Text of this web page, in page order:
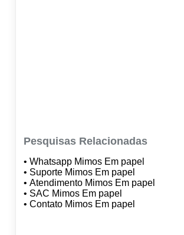
Pesquisas Relacionadas
• Whatsapp Mimos Em papel
• Suporte Mimos Em papel
• Atendimento Mimos Em papel
• SAC Mimos Em papel
• Contato Mimos Em papel